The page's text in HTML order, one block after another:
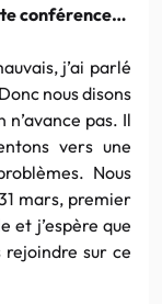
conférence…
j’ai parlé
nous disons
pas. Il
vers une
Nous
mars, premier
et j’espère que
rejoindre sur ce